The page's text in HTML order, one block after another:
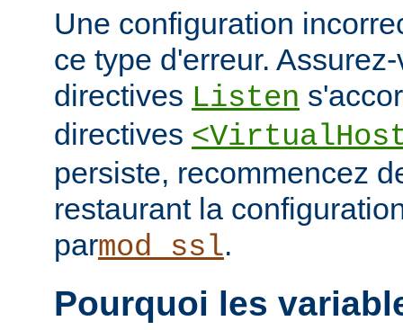
Une configuration
ce type d'erreur.
directives Listen
directives
persiste, recommencez
restaurant la
parmod_ssl.
Pourquoi les